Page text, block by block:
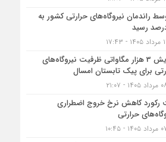
راندمان نیروگاه‌های حرارتی کشور به
افزایش 3 هزار مگاواتی ظرفیت نیروگاه‌های
برای پیک تابستان امسال
رکورد کاهش نرخ خروج اضطراری
حرارتی